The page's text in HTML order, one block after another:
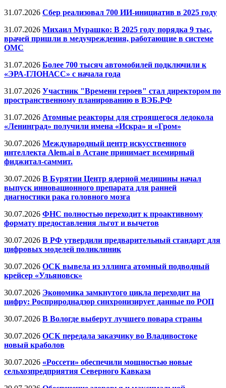
31.07.2026 Сбер реализовал 700 ИИ-инициатив в 2025 году
31.07.2026 Михаил Мурашко: В 2025 году порядка 9 тыс.
врачей пришли в медучреждения, работающие в системе
ОМС
31.07.2026 Более 700 тысяч автомобилей подключили к
«ЭРА-ГЛОНАСС» с начала года
31.07.2026 Участник "Времени героев" стал директором по
пространственному планированию в ВЭБ.РФ
31.07.2026 Атомные реакторы для строящегося ледокола
«Ленинград» получили имена «Искра» и «Гром»
30.07.2026 Международный центр искусственного
интеллекта Alem.ai в Астане принимает всемирный
фиджитал-саммит.
30.07.2026 В Бурятии Центр ядерной медицины начал
выпуск инновационного препарата для ранней
диагностики рака головного мозга
30.07.2026 ФНС полностью переходит к проактивному
формату предоставления льгот и вычетов
30.07.2026 В РФ утвердили предварительный стандарт для
цифровых моделей поликлиник
30.07.2026 ОСК вывела из эллинга атомный подводный
крейсер «Ульяновск»
30.07.2026 Экономика замкнутого цикла переходит на
цифру: Росприроднадзор синхронизирует данные по РОП
30.07.2026 В Вологде выберут лучшего повара страны
30.07.2026 ОСК передала заказчику во Владивостоке
новый краболов
30.07.2026 «Россети» обеспечили мощностью новые
сельхозпредприятия Северного Кавказа